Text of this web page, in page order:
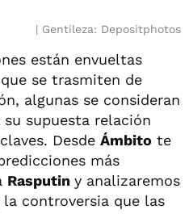
Gentileza: Depositphotos
están envueltas
que se trasmiten de
algunas se consideran
supuesta relación
Desde Ámbito te
más
Rasputin y analizaremos
controversia que las